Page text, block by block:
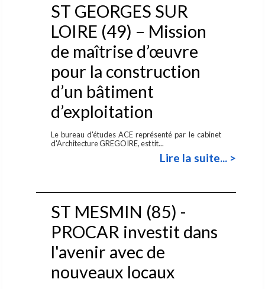
ST GEORGES SUR
LOIRE (49) – Mission
de maîtrise d’œuvre
pour la construction
d’un bâtiment
d’exploitation
Le bureau d'études ACE représenté par le cabinet
d'Architecture GREGOIRE, est tit...
Lire la suite... >
ST MESMIN (85) -
PROCAR investit dans
l'avenir avec de
nouveaux locaux